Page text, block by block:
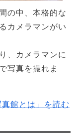
の中、本格的な
カメラマンがい
、カメラマンに
写真を撮れま
真館とは」を読む